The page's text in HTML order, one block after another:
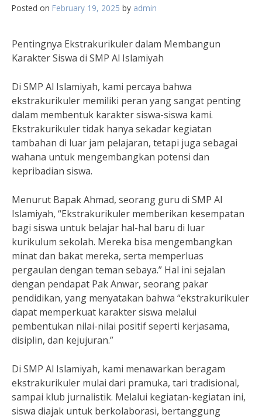
Posted on February 19, 2025 by admin
Pentingnya Ekstrakurikuler dalam Membangun
Karakter Siswa di SMP Al Islamiyah
Di SMP Al Islamiyah, kami percaya bahwa
ekstrakurikuler memiliki peran yang sangat penting
dalam membentuk karakter siswa-siswa kami.
Ekstrakurikuler tidak hanya sekadar kegiatan
tambahan di luar jam pelajaran, tetapi juga sebagai
wahana untuk mengembangkan potensi dan
kepribadian siswa.
Menurut Bapak Ahmad, seorang guru di SMP Al
Islamiyah, “Ekstrakurikuler memberikan kesempatan
bagi siswa untuk belajar hal-hal baru di luar
kurikulum sekolah. Mereka bisa mengembangkan
minat dan bakat mereka, serta memperluas
pergaulan dengan teman sebaya.” Hal ini sejalan
dengan pendapat Pak Anwar, seorang pakar
pendidikan, yang menyatakan bahwa “ekstrakurikuler
dapat memperkuat karakter siswa melalui
pembentukan nilai-nilai positif seperti kerjasama,
disiplin, dan kejujuran.”
Di SMP Al Islamiyah, kami menawarkan beragam
ekstrakurikuler mulai dari pramuka, tari tradisional,
sampai klub jurnalistik. Melalui kegiatan-kegiatan ini,
siswa diajak untuk berkolaborasi, bertanggung